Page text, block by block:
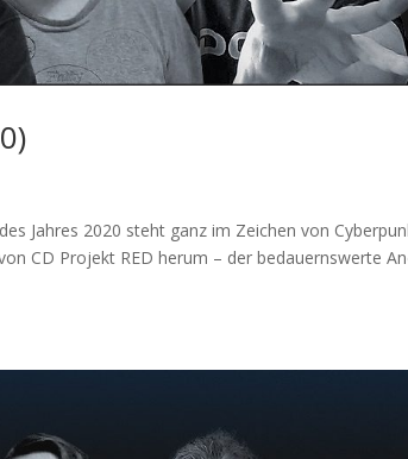
Jahres 2020 steht ganz im Zeichen von
CD Projekt RED herum – der bedauernswerte